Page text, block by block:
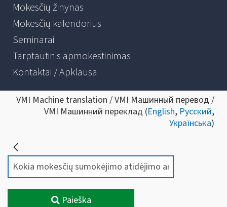
Mokesčių žinynas
Mokesčių kalendorius
Seminarai
Tarptautinis apmokestinimas
Kontaktai / Apklausa
VMI Machine translation / VMI Машинный перевод /
VMI Машинний переклад (English, Русский,
Українська)
Paieška